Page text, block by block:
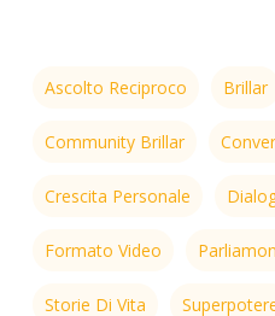
Ascolto Reciproco Brillar
Community Brillar
Crescita Personale
Formato Video
Storie Di Vita